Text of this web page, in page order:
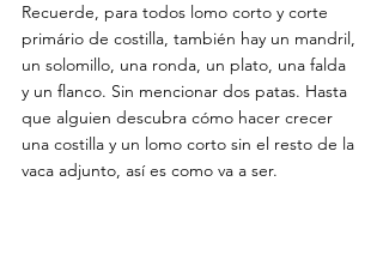
Recuerde, para todos lomo corto y corte
primário de costilla, también hay un mandril,
un solomillo, una ronda, un plato, una falda
y un flanco. Sin mencionar dos patas. Hasta
que alguien descubra cómo hacer crecer
una costilla y un lomo corto sin el resto de la
vaca adjunto, así es como va a ser.